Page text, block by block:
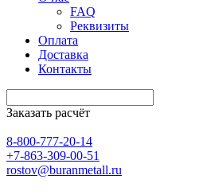
FAQ
Реквизиты
Оплата
Доставка
Контакты
Заказать расчёт
8-800-777-20-14
+7-863-309-00-51
rostov@buranmetall.ru